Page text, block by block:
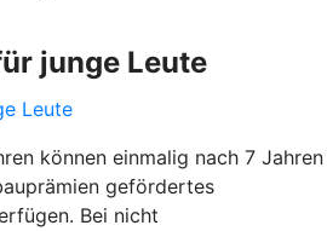
junge Leute
Leute
können einmalig nach 7 Jahren
gefördertes
Bei nicht